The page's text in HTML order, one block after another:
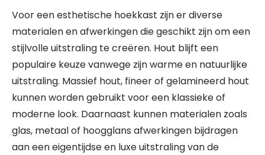
Voor een esthetische hoekkast zijn er diverse
materialen en afwerkingen die geschikt zijn om een
stijlvolle uitstraling te creëren. Hout blijft een
populaire keuze vanwege zijn warme en natuurlijke
uitstraling. Massief hout, fineer of gelamineerd hout
kunnen worden gebruikt voor een klassieke of
moderne look. Daarnaast kunnen materialen zoals
glas, metaal of hoogglans afwerkingen bijdragen
aan een eigentijdse en luxe uitstraling van de